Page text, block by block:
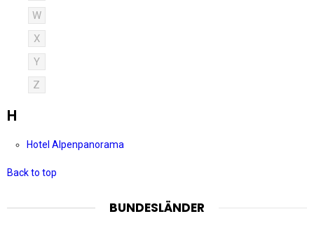
W
X
Y
Z
H
Hotel Alpenpanorama
Back to top
BUNDESLÄNDER